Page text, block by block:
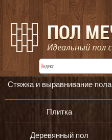
Стяжка и выравнивание пола
Плитка
Деревянный пол